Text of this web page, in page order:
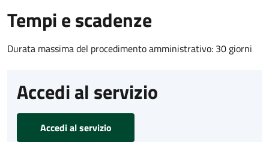
Tempi e scadenze
Durata massima del procedimento amministrativo: 30 giorni
Accedi al servizio
Accedi al servizio